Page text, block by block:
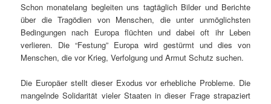
Schon monatelang begleiten uns tagtäglich Bilder und Berichte
über die Tragödien von Menschen, die unter unmöglichsten
Bedingungen nach Europa flüchten und dabei oft ihr Leben
verlieren. Die “Festung” Europa wird gestürmt und dies von
Menschen, die vor Krieg, Verfolgung und Armut Schutz suchen.
Die Europäer stellt dieser Exodus vor erhebliche Probleme. Die
mangelnde Solidarität vieler Staaten in dieser Frage strapaziert